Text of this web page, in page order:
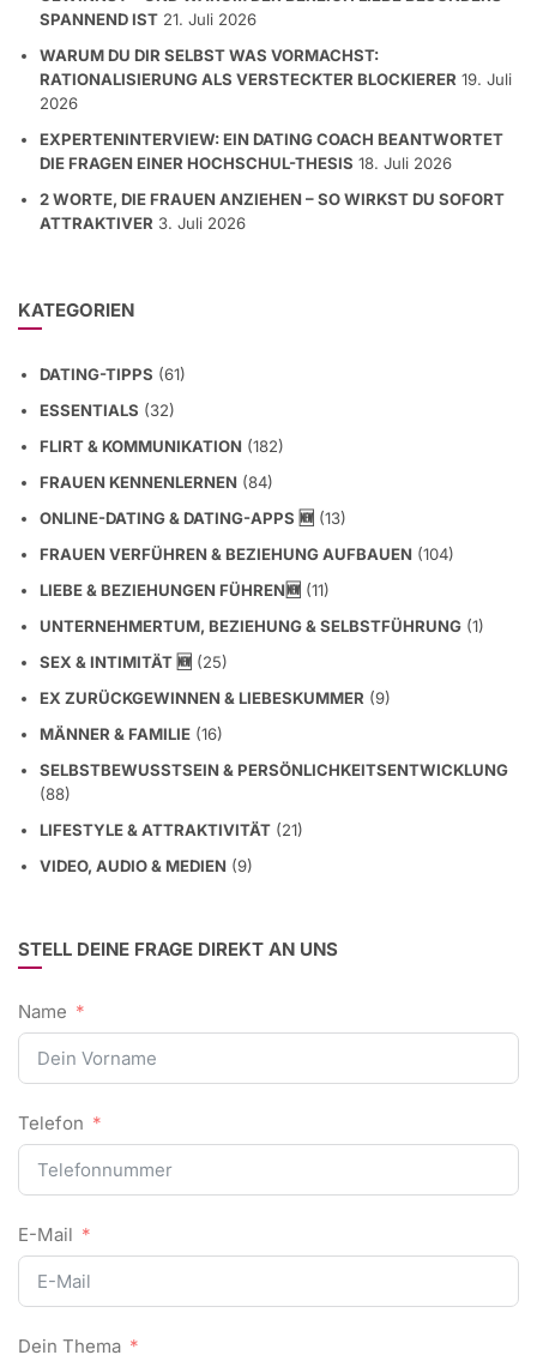
SPANNEND IST 21. Juli 2026
WARUM DU DIR SELBST WAS VORMACHST:
RATIONALISIERUNG ALS VERSTECKTER BLOCKIERER 19. Juli
2026
EXPERTENINTERVIEW: EIN DATING COACH BEANTWORTET
DIE FRAGEN EINER HOCHSCHUL-THESIS 18. Juli 2026
2 WORTE, DIE FRAUEN ANZIEHEN – SO WIRKST DU SOFORT
ATTRAKTIVER 3. Juli 2026
KATEGORIEN
DATING-TIPPS (61)
ESSENTIALS (32)
FLIRT & KOMMUNIKATION (182)
FRAUEN KENNENLERNEN (84)
ONLINE-DATING & DATING-APPS 🆕 (13)
FRAUEN VERFÜHREN & BEZIEHUNG AUFBAUEN (104)
LIEBE & BEZIEHUNGEN FÜHREN🆕 (11)
UNTERNEHMERTUM, BEZIEHUNG & SELBSTFÜHRUNG (1)
SEX & INTIMITÄT 🆕 (25)
EX ZURÜCKGEWINNEN & LIEBESKUMMER (9)
MÄNNER & FAMILIE (16)
SELBSTBEWUSSTSEIN & PERSÖNLICHKEITSENTWICKLUNG
(88)
LIFESTYLE & ATTRAKTIVITÄT (21)
VIDEO, AUDIO & MEDIEN (9)
STELL DEINE FRAGE DIREKT AN UNS
Name
Telefon
E-Mail
Dein Thema